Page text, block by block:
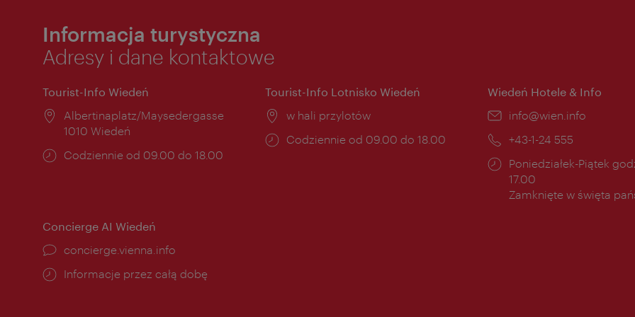
Informacja turystyczna
Adresy i dane kontaktowe
Tourist-Info Wiedeń
Miejsce:
Albertinaplatz/Maysedergasse
1010 Wiedeń
Godziny
Codziennie od 09.00 do 18.00
Tourist-Info Lotnisko Wiedeń
Miejsce:
w hali przylotów
Godziny
Codziennie od 09.00 do 18.00
Wiedeń Hotele & Info
E-
info@wien.info
Telefon:
+43-1-24 555
Godziny
otwarcia:
Poniedziałek-Piątek
17.00
Zamknięte w święta
Concierge AI Wiedeń
concierge.vienna.info
Informacje przez całą dobę